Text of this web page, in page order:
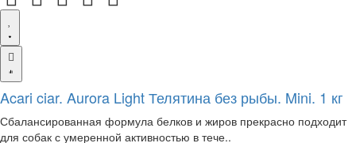
Acari ciar. Aurora Light Телятина без рыбы. Mini. 1 кг
Сбалансированная формула белков и жиров прекрасно подходит
для собак с умеренной активностью в тече..